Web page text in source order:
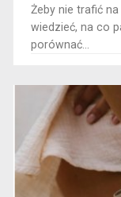
Żeby nie trafić
wiedzieć, na co
porównać...